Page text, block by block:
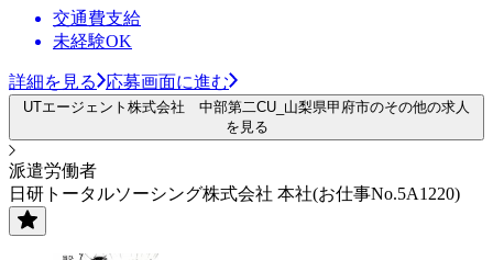
交通費支給
未経験OK
詳細を見る 応募画面に進む
UTエージェント株式会社 中部第二CU_山梨県甲府市のその他の求人
を見る
派遣労働者
日研トータルソーシング株式会社 本社(お仕事No.5A1220)